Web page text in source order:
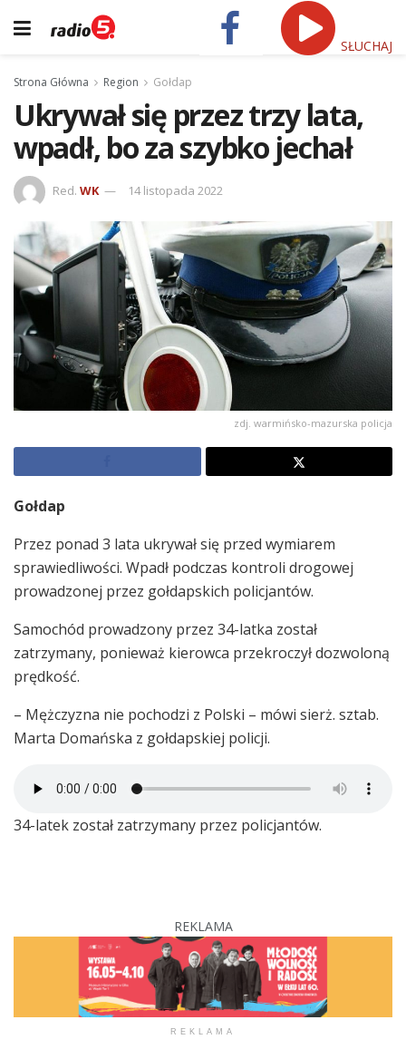
SŁUCHAJ
Strona Główna Region Gołdap
Ukrywał się przez trzy lata,
wpadł, bo za szybko jechał
Red. WK 14 listopada 2022
zdj. warmińsko-mazurska policja
Gołdap
Przez ponad 3 lata ukrywał się przed wymiarem
sprawiedliwości. Wpadł podczas kontroli drogowej
prowadzonej przez gołdapskich policjantów.
Samochód prowadzony przez 34-latka został
zatrzymany, ponieważ kierowca przekroczył dozwoloną
prędkość.
– Mężczyzna nie pochodzi z Polski – mówi sierż. sztab.
Marta Domańska z gołdapskiej policji.
34-latek został zatrzymany przez policjantów.
REKLAMA
REKLAMA